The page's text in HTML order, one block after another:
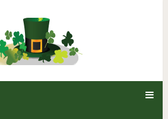
12 рецептов домашних